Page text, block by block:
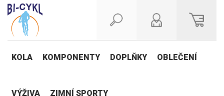
KOLA KOMPONENTY DOPLŇKY OBLEČENÍ
VÝŽIVA ZIMNÍ SPORTY